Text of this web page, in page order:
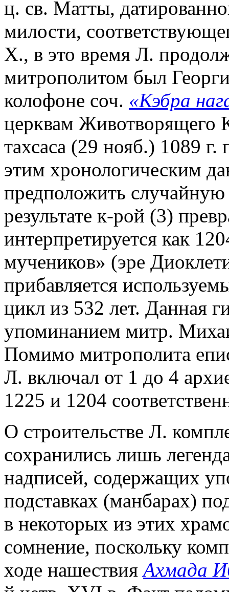
ц. св. Матты,
милости,
Х., в это время Л.
митрополитом был
колофоне соч. «Кэбра
церквам Животворящего
тахсаса (29 нояб.) 1089
этим хронологическим
предположить случайную
результате к-рой (3)
интерпретируется как
мучеников» (эре
прибавляется
цикл из 532 лет. Данная
упоминанием митр.
Помимо митрополита
Л. включал от 1 до 4
1225 и 1204
О строительстве Л.
сохранились лишь
надписей, содержащих
подставках (манбарах)
в некоторых из этих
сомнение, поскольку
ходе нашествияАхмада